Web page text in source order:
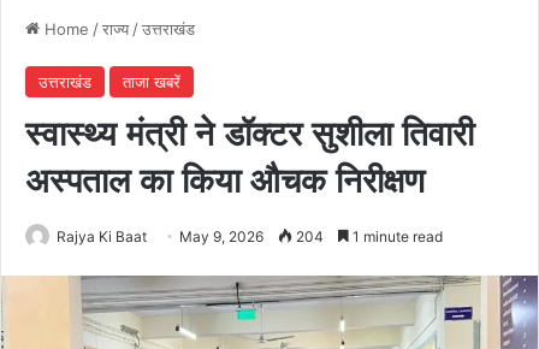
Home /राज्य/उत्तराखंड
उत्तराखंड ताजा खबरें
स्वास्थ्य मंत्री ने डॉक्टर सुशीला तिवारी
अस्पताल का किया औचक निरीक्षण
Rajya Ki Baat May 9, 2026 204 1 minute read